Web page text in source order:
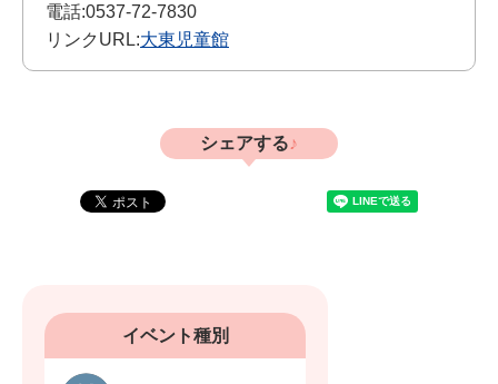
電話:0537-72-7830
リンクURL:大東児童館
シェアする
イベント種別